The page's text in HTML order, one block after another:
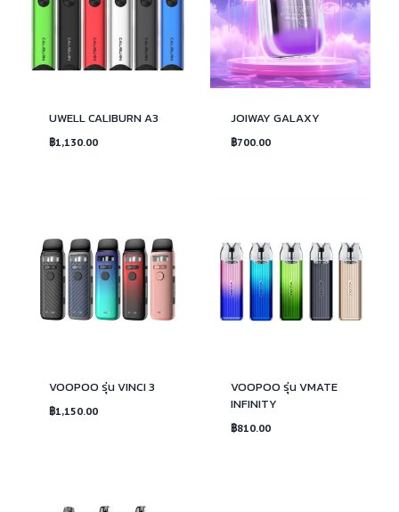
UWELL CALIBURN A3
฿1,130.00
JOIWAY GALAXY
฿700.00
VOOPOO รุ่น VINCI 3
฿1,150.00
VOOPOO รุ่น VMATE
INFINITY
฿810.00